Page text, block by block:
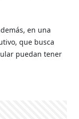
en una
que busca
puedan tener